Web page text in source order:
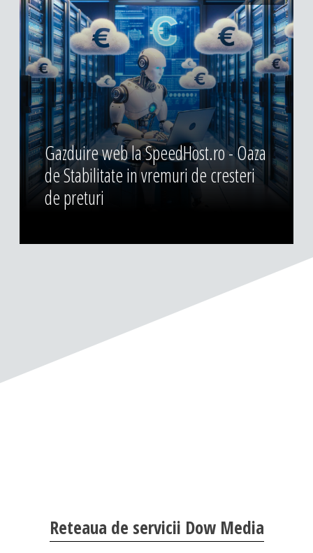
Gazduire web la SpeedHost.ro - Oaza
de Stabilitate in vremuri de cresteri
de preturi
Reteaua de servicii Dow Media